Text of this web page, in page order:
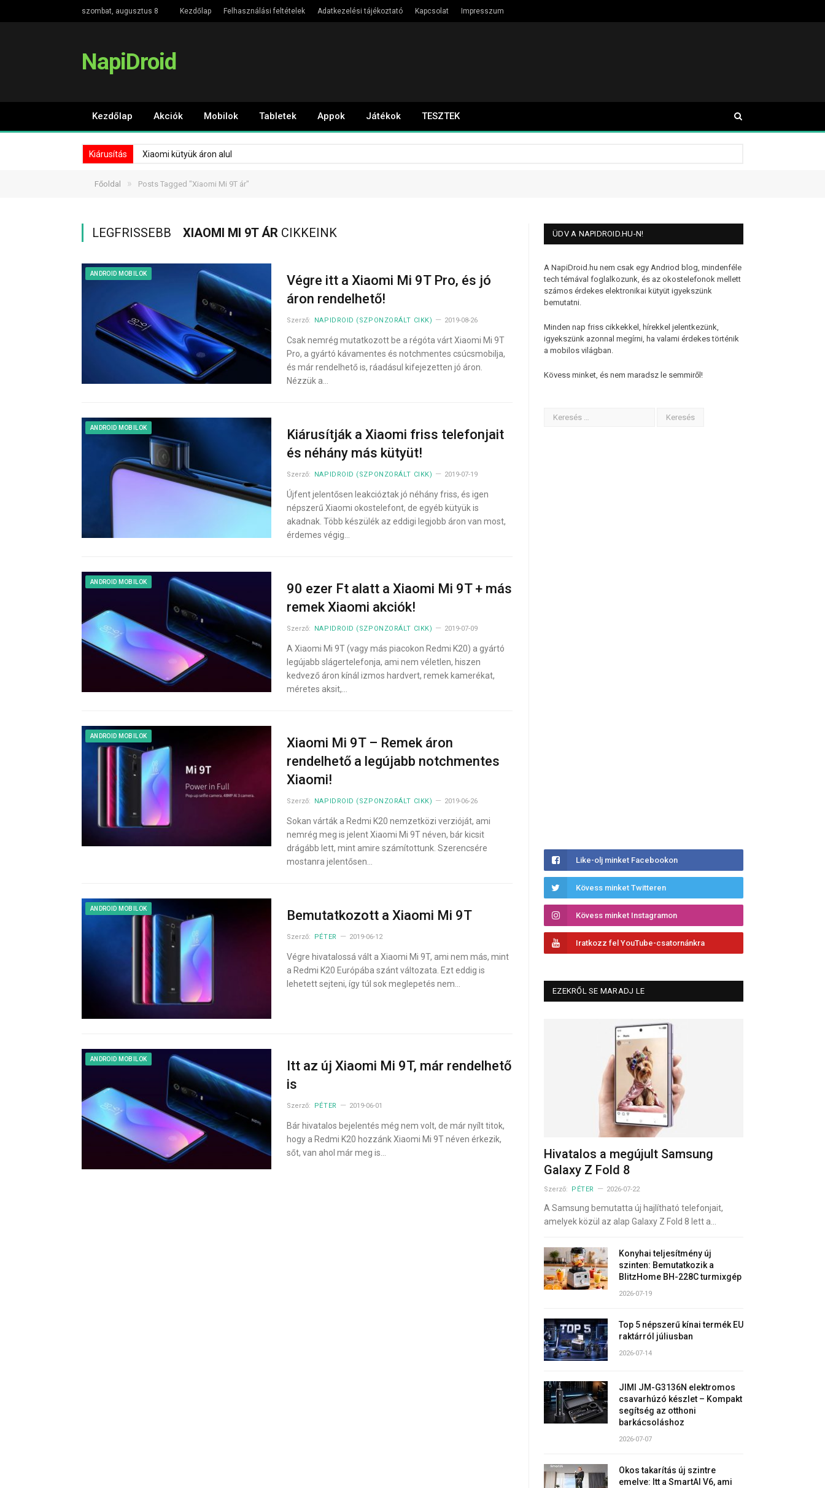
szombat, augusztus 8 Kezdőlap Felhasználási feltételek Adatkezelési tájékoztató Kapcsolat Impresszum
NapiDroid
Kezdőlap Akciók Mobilok Tabletek Appok Játékok TESZTEK
Kiárusítás Xiaomi kütyük áron alul
Főoldal » Posts Tagged "Xiaomi Mi 9T ár"
LEGFRISSEBB XIAOMI MI 9T ÁR CIKKEINK
ANDROID MOBILOK
Végre itt a Xiaomi Mi 9T Pro, és jó
áron rendelhető!
Szerző: NAPIDROID (SZPONZORÁLT CIKK) 2019-08-26
Csak nemrég mutatkozott be a régóta várt Xiaomi Mi 9T
Pro, a gyártó kávamentes és notchmentes csúcsmobilja,
és már rendelhető is, ráadásul kifejezetten jó áron.
Nézzük a…
ANDROID MOBILOK
Kiárusítják a Xiaomi friss telefonjait
és néhány más kütyüt!
Szerző: NAPIDROID (SZPONZORÁLT CIKK) 2019-07-19
Újfent jelentősen leakcióztak jó néhány friss, és igen
népszerű Xiaomi okostelefont, de egyéb kütyük is
akadnak. Több készülék az eddigi legjobb áron van most,
érdemes végig…
ANDROID MOBILOK
90 ezer Ft alatt a Xiaomi Mi 9T + más
remek Xiaomi akciók!
Szerző: NAPIDROID (SZPONZORÁLT CIKK) 2019-07-09
A Xiaomi Mi 9T (vagy más piacokon Redmi K20) a gyártó
legújabb slágertelefonja, ami nem véletlen, hiszen
kedvező áron kínál izmos hardvert, remek kamerékat,
méretes aksit,…
ANDROID MOBILOK
Xiaomi Mi 9T – Remek áron
rendelhető a legújabb notchmentes
Xiaomi!
Szerző: NAPIDROID (SZPONZORÁLT CIKK) 2019-06-26
Sokan várták a Redmi K20 nemzetközi verzióját, ami
nemrég meg is jelent Xiaomi Mi 9T néven, bár kicsit
drágább lett, mint amire számítottunk. Szerencsére
mostanra jelentősen…
ANDROID MOBILOK Bemutatkozott a Xiaomi Mi 9T
Szerző: PÉTER 2019-06-12
Végre hivatalossá vált a Xiaomi Mi 9T, ami nem más, mint
a Redmi K20 Európába szánt változata. Ezt eddig is
lehetett sejteni, így túl sok meglepetés nem…
ANDROID MOBILOK
Itt az új Xiaomi Mi 9T, már rendelhető
is
Szerző: PÉTER 2019-06-01
Bár hivatalos bejelentés még nem volt, de már nyílt titok,
hogy a Redmi K20 hozzánk Xiaomi Mi 9T néven érkezik,
sőt, van ahol már meg is…
ÜDV A NAPIDROID.HU-N!
A NapiDroid.hu nem csak egy Andriod blog, mindenféle
tech témával foglalkozunk, és az okostelefonok mellett
számos érdekes elektronikai kütyüt igyekszünk
bemutatni.
Minden nap friss cikkekkel, hírekkel jelentkezünk,
igyekszünk azonnal megírni, ha valami érdekes történik
a mobilos világban.
Kövess minket, és nem maradsz le semmiről!
Like-olj minket Facebookon
Kövess minket Twitteren
Kövess minket Instagramon
Iratkozz fel YouTube-csatornánkra
EZEKRŐL SE MARADJ LE
Hivatalos a megújult Samsung
Galaxy Z Fold 8
Szerző: PÉTER 2026-07-22
A Samsung bemutatta új hajlítható telefonjait,
amelyek közül az alap Galaxy Z Fold 8 lett a…
Konyhai teljesítmény új
szinten: Bemutatkozik a
BlitzHome BH-228C turmixgép
2026-07-19
Top 5 népszerű kínai termék EU
raktárról júliusban
2026-07-14
JIMI JM-G3136N elektromos
csavarhúzó készlet – Kompakt
segítség az otthoni
barkácsoláshoz
2026-07-07
Okos takarítás új szintre
emelve: Itt a SmartAI V6, ami